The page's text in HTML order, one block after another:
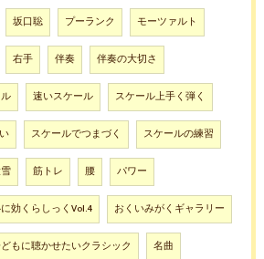
坂口聡 プーランク モーツァルト
右手 伴奏 伴奏の大切さ
速いスケール スケール上手く弾く
スケールでつまづく スケールの練習
筋トレ 腰 パワー
効くらしっくVol.4 おくいみがくギャラリー
もに聴かせたいクラシック 名曲